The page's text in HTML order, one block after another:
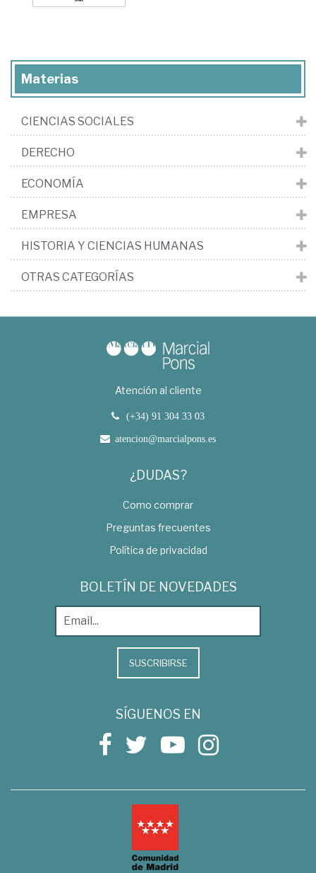
Materias
CIENCIAS SOCIALES
DERECHO
ECONOMÍA
EMPRESA
HISTORIA Y CIENCIAS HUMANAS
OTRAS CATEGORÍAS
Atención al cliente
(+34) 91 304 33 03
atencion@marcialpons.es
¿DUDAS?
Como comprar
Preguntas frecuentes
Política de privacidad
BOLETÍN DE NOVEDADES
SUSCRIBIRSE
SÍGUENOS EN